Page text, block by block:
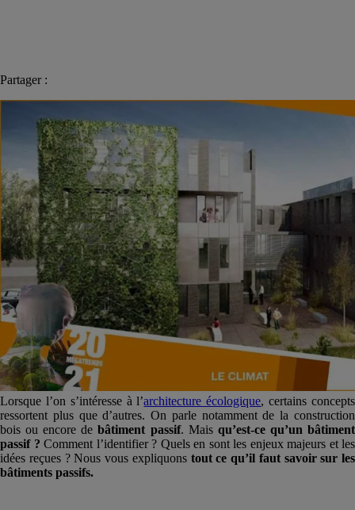
Partager :
Lorsque l’on s’intéresse à l’architecture écologique, certains concepts
ressortent plus que d’autres. On parle notamment de la construction
bois ou encore debâtiment passif. Mais qu’est-ce qu’un bâtiment
passif ? Comment l’identifier ? Quels en sont les enjeux majeurs et les
idées reçues ? Nous vous expliquons tout ce qu’il faut savoir sur les
bâtiments passifs.